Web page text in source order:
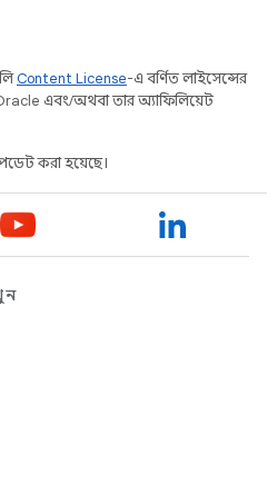
Content License-এ বর্ণিত লাইসেন্সের
এবং/অথবা তার অ্যাফিলিয়েট
করা হয়েছে।